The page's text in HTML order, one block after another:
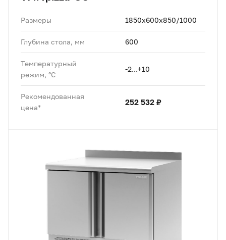
Размеры 1850x600x850/1000
Глубина стола, мм 600
Температурный
режим, °C
-2...+10
Рекомендованная
цена*
252 532 ₽